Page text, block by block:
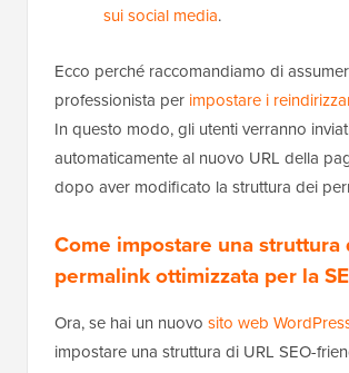
sui social media.
Ecco perché raccomandiamo di
professionista per impostare i
In questo modo, gli utenti verranno
automaticamente al nuovo URL della
dopo aver modificato la struttura dei
Come impostare una struttura
permalink ottimizzata per la
Ora, se hai un nuovo sito web
impostare una struttura di URL SEO-